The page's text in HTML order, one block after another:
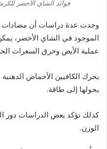
فوائد الشاي الأخضر
الموجود في الشاي الأخضر،
عملية الأيض وحرق السعرات
يحرك الكافيين الأحماض
يحولها إلى طاقة.
الوزن.